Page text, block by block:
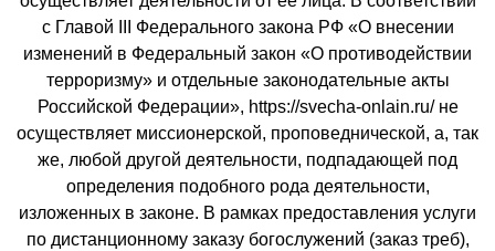
с Главой III Федерального закона РФ «О внесении
изменений в Федеральный закон «О противодействии
терроризму» и отдельные законодательные акты
Российской Федерации», https://svecha-onlain.ru/ не
осуществляет миссионерской, проповеднической, а, так
же, любой другой деятельности, подпадающей под
определения подобного рода деятельности,
изложенных в законе. В рамках предоставления услуги
по дистанционному заказу богослужений (заказ треб),